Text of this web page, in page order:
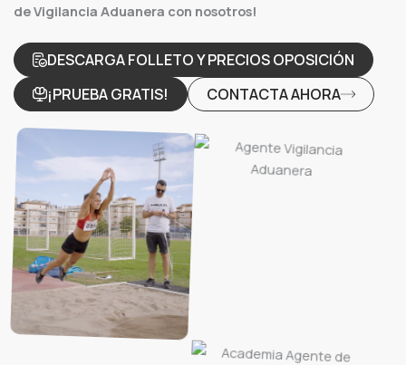
de Vigilancia Aduanera con nosotros!
DESCARGA FOLLETO Y PRECIOS OPOSICIÓN
¡PRUEBA GRATIS!
CONTACTA AHORA